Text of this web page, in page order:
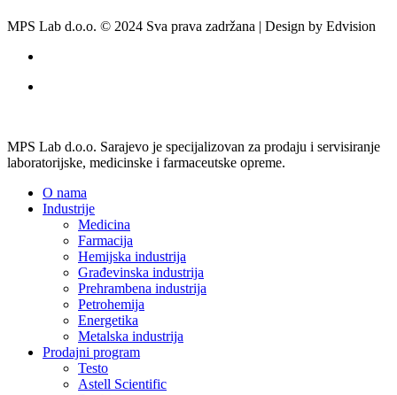
MPS Lab d.o.o. © 2024 Sva prava zadržana | Design by Edvision
MPS Lab d.o.o. Sarajevo je specijalizovan za prodaju i servisiranje
laboratorijske, medicinske i farmaceutske opreme.
O nama
Industrije
Medicina
Farmacija
Hemijska industrija
Građevinska industrija
Prehrambena industrija
Petrohemija
Energetika
Metalska industrija
Prodajni program
Testo
Astell Scientific